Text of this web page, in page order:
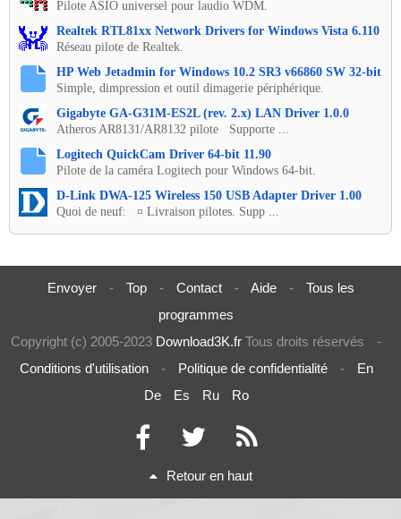
Pilote ASIO universel pour laudio WDM.
Realtek RTL81xx Network Drivers for Windows Vista 6.110
Réseau pilote de Realtek.
HP Web Jetadmin for Windows 10.2 SR3 v66860 SW 32-bit
Simple, dimpression et outil dimagerie périphérique.
Gigabyte GA-G31M-ES2L (rev. 2.x) LAN Driver 1.0.0
Atheros AR8131/AR8132 pilote Supporte ...
Logitech QuickCam Driver 64-bit 11.90
Pilote de la caméra Logitech pour Windows 64-bit.
D-Link DWA-125 Wireless 150 USB Adapter Driver 1.00
Quoi de neuf: ¤ Livraison pilotes. Supp ...
Envoyer - Top - Contact - Aide -
Tous les
programmes
Copyright (c) 2005-2023 Download3K.fr Tous droits réservés
-
Conditions d'utilisation
- Politique de confidentialité -
En
De
Es Ru Ro
Retour en haut